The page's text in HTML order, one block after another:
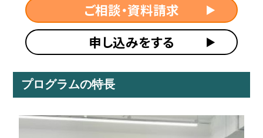
ご相談・資料請求
申し込みをする
プログラムの特長